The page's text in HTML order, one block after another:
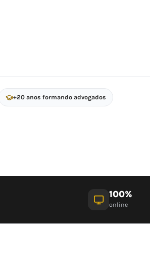
+20 anos formando advogados
100%
online